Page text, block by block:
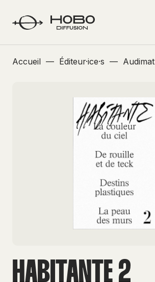
Accueil — Éditeur·ice·s — Audimat
HABITANTE 2